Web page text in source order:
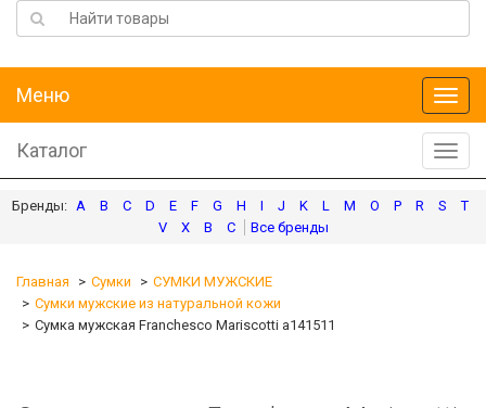
Меню
Меню
Каталог
A B C D E F G H I J K L M O P R S
T
V
X В С
Главная Сумки
СУМКИ МУЖСКИЕ
Сумки мужские из натуральной кожи
Сумка мужская Franchesco Mariscotti а141511